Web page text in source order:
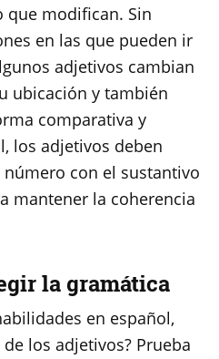
que modifican. Sin
en las que pueden ir
adjetivos cambian
ubicación y también
comparativa y
los adjetivos deben
con el sustantivo
mantener la coherencia
la gramática
en español,
los adjetivos? Prueba